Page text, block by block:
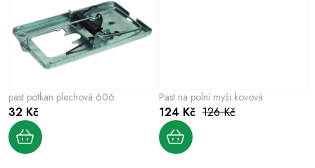
past potkan plechová 606
32 Kč
Past na polní myši kovová
124 Kč 126 Kč